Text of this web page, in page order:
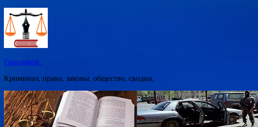
Перейти
содержимому
Городовой.
Криминал, право, законы, общество, сводки.